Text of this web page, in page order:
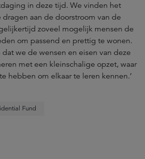
in deze tijd. We vinden het
aan de doorstroom van de
zoveel mogelijk mensen de
om passend en prettig te wonen.
we de wensen en eisen van deze
met een kleinschalige opzet, waar
hebben om elkaar te leren kennen.’
Fund